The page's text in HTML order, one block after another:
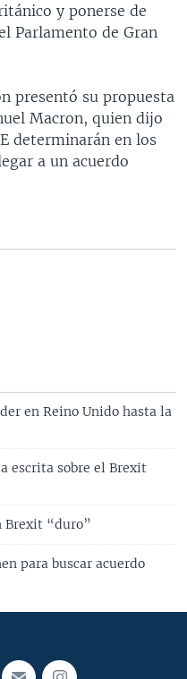
y ponerse de
Parlamento de Gran
presentó su propuesta
Macron, quien dijo
determinarán en los
a un acuerdo
en Reino Unido hasta la
escrita sobre el Brexit
Brexit “duro”
para buscar acuerdo